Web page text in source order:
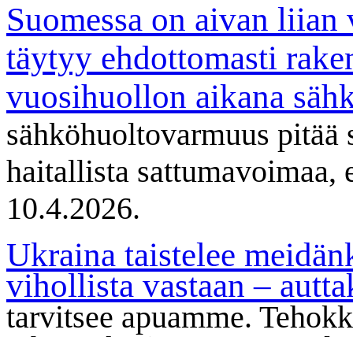
Suomessa on aivan
täytyy ehdottomasti
vuosihuollon aikana
sähköhuoltovarmuus
haitallista sattumavoimaa,
10.4.2026.
Ukraina taistelee
vihollista vastaan –
tarvitsee apuamme.